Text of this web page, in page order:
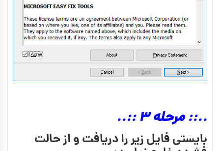
..:: مرحله 3 ::..
بایستی فایل زیر را دریافت و از حالت